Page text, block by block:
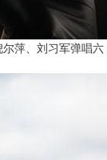
萍、刘习军弹唱六